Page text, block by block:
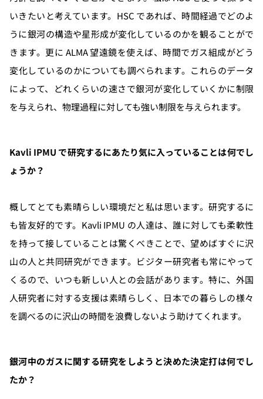
いきたいと考えています。HSC であれば、時間経過でどのよ
うに銀河の構造や星形成が変化しているのかを観ることがで
きます。更に ALMA 望遠鏡を使えば、時間でガス組成がどう
変化しているのかについても調べられます。これらのデータ
によって、どれくらいの速さで銀河が変化していくかに制限
を与えられ、物理過程に対しても強い制限を与えられます。
Kavli IPMU で研究するにあたり気に入っていることは何でし
ょうか？
概してとても素晴らしい環境だと私は思います。研究するに
も皆友好的です。Kavli IPMU の人達は、誰に対しても柔軟性
を持って接していることは驚くべきことで、望めばすぐに沢
山の人と共同研究ができます。ビジター研究者も常にやって
くるので、いつも新しい人との会話があります。特に、外国
人研究者に対する支援は素晴らしく、日本での暮らしの様々
を調べるのに沢山の時間を浪費しないよう助けてくれます。
銀河中のガスに関する研究をしようと決めた決定打は何でし
たか？